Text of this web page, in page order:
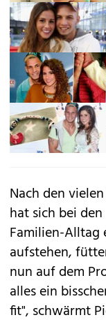
Nach den
hat sich bei
Familien-Alltag
aufstehen,
nun auf dem
alles ein
fit", schwärmt